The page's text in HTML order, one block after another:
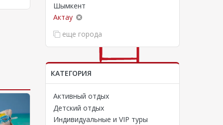
Шымкент
Актау
еще города
КАТЕГОРИЯ
Активный отдых
Детский отдых
Индивидуальные и VIP туры